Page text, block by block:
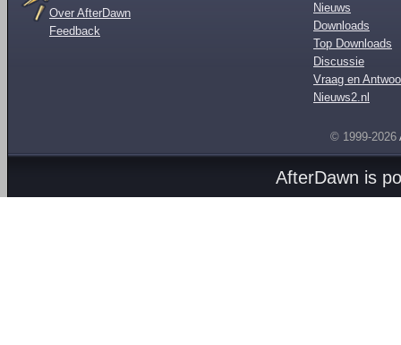
Over AfterDawn
Feedback
Nieuws
Downloads
Top Downloads
Discussie
Vraag en
Nieuws2.nl
© 1999-2026
AfterDawn is